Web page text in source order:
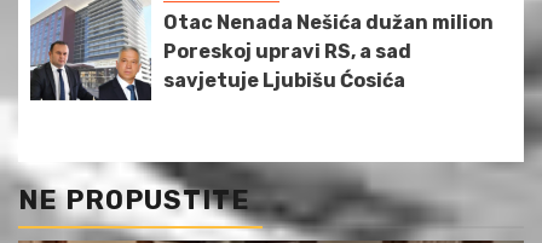
Otac Nenada Nešića dužan milion
Poreskoj upravi RS, a sad
savjetuje Ljubišu Ćosića
NE PROPUSTITE